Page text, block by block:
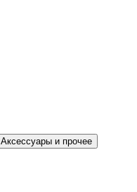
Аксессуары и прочее